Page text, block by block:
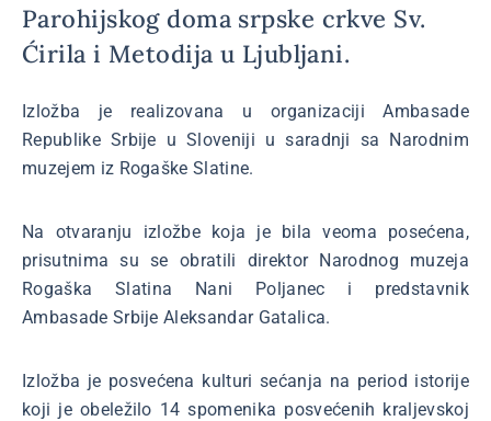
Parohijskog doma srpske crkve Sv.
Ćirila i Metodija u Ljubljani.
Izložba je realizovana u organizaciji Ambasade
Republike Srbije u Sloveniji u saradnji sa Narodnim
muzejem iz Rogaške Slatine.
Na otvaranju izložbe koja je bila veoma posećena,
prisutnima su se obratili direktor Narodnog muzeja
Rogaška Slatina Nani Poljanec i predstavnik
Ambasade Srbije Aleksandar Gatalica.
Izložba je posvećena kulturi sećanja na period istorije
koji je obeležilo 14 spomenika posvećenih kraljevskoj